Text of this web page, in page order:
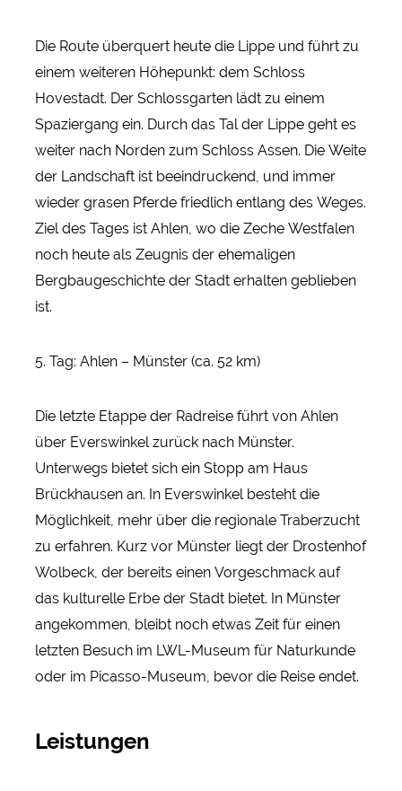
Die Route überquert heute die Lippe und führt zu
einem weiteren Höhepunkt: dem Schloss
Hovestadt. Der Schlossgarten lädt zu einem
Spaziergang ein. Durch das Tal der Lippe geht es
weiter nach Norden zum Schloss Assen. Die Weite
der Landschaft ist beeindruckend, und immer
wieder grasen Pferde friedlich entlang des Weges.
Ziel des Tages ist Ahlen, wo die Zeche Westfalen
noch heute als Zeugnis der ehemaligen
Bergbaugeschichte der Stadt erhalten geblieben
ist.
5. Tag: Ahlen – Münster (ca. 52 km)
Die letzte Etappe der Radreise führt von Ahlen
über Everswinkel zurück nach Münster.
Unterwegs bietet sich ein Stopp am Haus
Brückhausen an. In Everswinkel besteht die
Möglichkeit, mehr über die regionale Traberzucht
zu erfahren. Kurz vor Münster liegt der Drostenhof
Wolbeck, der bereits einen Vorgeschmack auf
das kulturelle Erbe der Stadt bietet. In Münster
angekommen, bleibt noch etwas Zeit für einen
letzten Besuch im LWL-Museum für Naturkunde
oder im Picasso-Museum, bevor die Reise endet.
Leistungen